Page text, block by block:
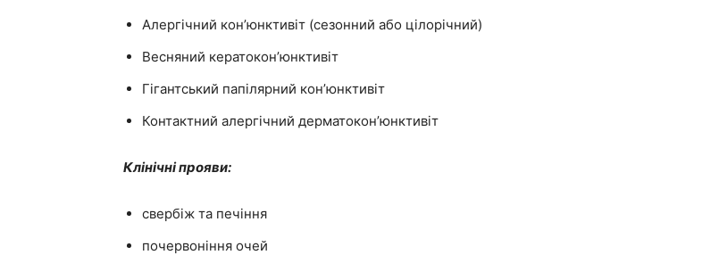
Алергічний кон’юнктивіт (сезонний або цілорічний)
Весняний кератокон’юнктивіт
Гігантський папілярний кон’юнктивіт
Контактний алергічний дерматокон’юнктивіт
Клінічні прояви:
свербіж та печіння
почервоніння очей